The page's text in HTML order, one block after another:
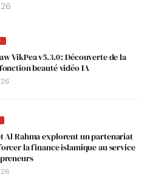
VikPea v5.3.0 : Découverte de la
beauté vidéo IA
Al Rahma explorent un partenariat
la finance islamique au service